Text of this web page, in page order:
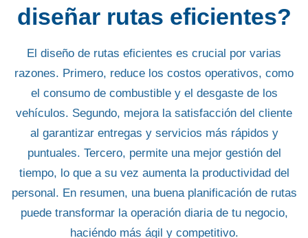
diseñar rutas eficientes?
El diseño de rutas eficientes es crucial por varias
razones. Primero, reduce los costos operativos, como
el consumo de combustible y el desgaste de los
vehículos. Segundo, mejora la satisfacción del cliente
al garantizar entregas y servicios más rápidos y
puntuales. Tercero, permite una mejor gestión del
tiempo, lo que a su vez aumenta la productividad del
personal. En resumen, una buena planificación de rutas
puede transformar la operación diaria de tu negocio,
haciéndo más ágil y competitivo.